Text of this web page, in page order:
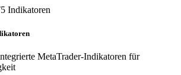
MetaTrader-Indikatoren für